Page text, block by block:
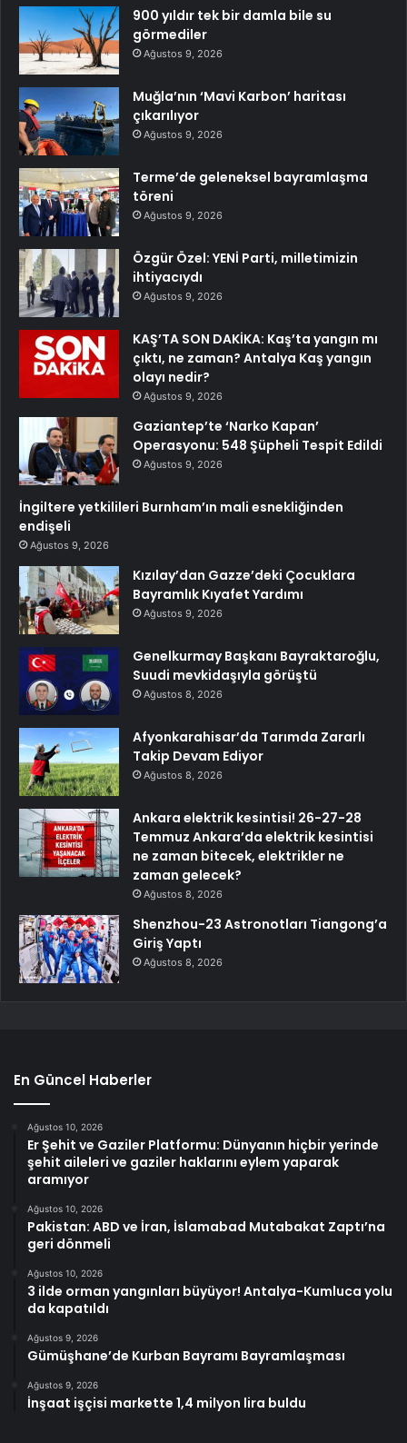
900 yıldır tek bir damla bile su
görmediler
Ağustos 9, 2026
Muğla’nın ‘Mavi Karbon’ haritası
çıkarılıyor
Ağustos 9, 2026
Terme’de geleneksel bayramlaşma
töreni
Ağustos 9, 2026
Özgür Özel: YENİ Parti, milletimizin
ihtiyacıydı
Ağustos 9, 2026
KAŞ’TA SON DAKİKA: Kaş’ta yangın mı
çıktı, ne zaman? Antalya Kaş yangın
olayı nedir?
Ağustos 9, 2026
Gaziantep’te ‘Narko Kapan’
Operasyonu: 548 Şüpheli Tespit Edildi
Ağustos 9, 2026
İngiltere yetkilileri Burnham’ın mali esnekliğinden
endişeli
Ağustos 9, 2026
Kızılay’dan Gazze’deki Çocuklara
Bayramlık Kıyafet Yardımı
Ağustos 9, 2026
Genelkurmay Başkanı Bayraktaroğlu,
Suudi mevkidaşıyla görüştü
Ağustos 8, 2026
Afyonkarahisar’da Tarımda Zararlı
Takip Devam Ediyor
Ağustos 8, 2026
Ankara elektrik kesintisi! 26-27-28
Temmuz Ankara’da elektrik kesintisi
ne zaman bitecek, elektrikler ne
zaman gelecek?
Ağustos 8, 2026
Shenzhou-23 Astronotları Tiangong’a
Giriş Yaptı
Ağustos 8, 2026
En Güncel Haberler
Ağustos 10, 2026
Er Şehit ve Gaziler Platformu: Dünyanın hiçbir yerinde
şehit aileleri ve gaziler haklarını eylem yaparak
aramıyor
Ağustos 10, 2026
Pakistan: ABD ve İran, İslamabad Mutabakat Zaptı’na
geri dönmeli
Ağustos 10, 2026
3 ilde orman yangınları büyüyor! Antalya-Kumluca yolu
da kapatıldı
Ağustos 9, 2026
Gümüşhane’de Kurban Bayramı Bayramlaşması
Ağustos 9, 2026
İnşaat işçisi markette 1,4 milyon lira buldu